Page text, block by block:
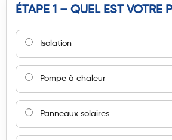
ÉTAPE 1 – QUEL EST VOTRE
Isolation
Pompe à chaleur
Panneaux solaires